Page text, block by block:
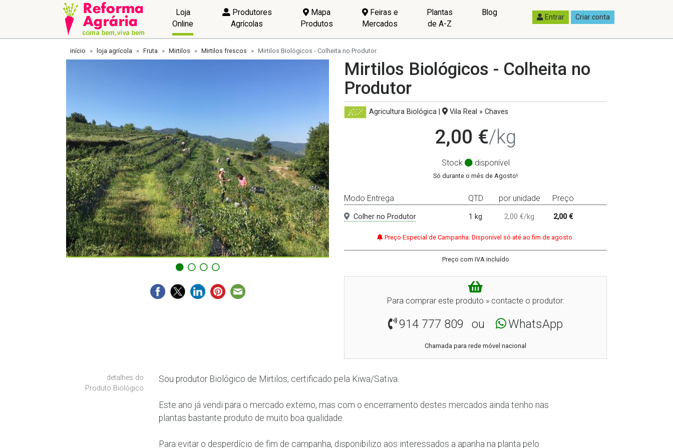
Loja
Online
Produtores
Agrícolas
Mapa
Produtos
Feiras e
Mercados
Plantas
de A-Z
Blog Entrar Criar conta
início loja agrícola Fruta Mirtilos Mirtilos frescos Mirtilos Biológicos - Colheita no Produtor
Mirtilos Biológicos - Colheita no
Produtor
Agricultura Biológica| Vila Real » Chaves
2,00 €/kg
Stock disponível
Só durante o mês de Agosto!
Modo Entrega QTD por unidade Preço
Colher no Produtor 1 kg 2,00 €/kg 2,00 €
Preço Especial de Campanha: Disponível só até ao fim de agosto.
Preço com IVA incluído
Para comprar este produto » contacte o produtor:
914 777 809 ou WhatsApp
Chamada para rede móvel nacional
detalhes do
Produto Biológico
Sou produtor Biológico de Mirtilos, certificado pela Kiwa/Sativa.
Este ano já vendi para o mercado externo, mas com o encerramento destes mercados ainda tenho nas
plantas bastante produto de muito boa qualidade.
Para evitar o desperdício de fim de campanha, disponibilizo aos interessados a apanha na planta pelo